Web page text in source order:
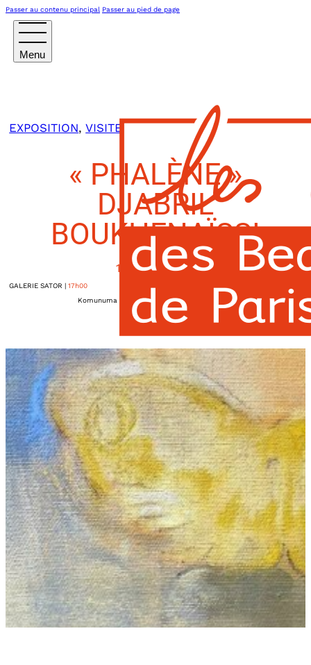
Passer au contenu principal Passer au pied de page
EXPOSITION,VISITE
« PHALÈNE »
DJABRIL
BOUKHENAÏSSI
16 AVRIL 2024
GALERIE SATOR
17h00
Komunuma - 43, rue de la Commune de Paris
Romainville 93230